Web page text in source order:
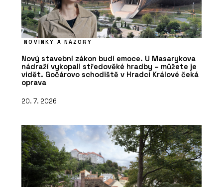
NOVINKY A NÁZORY
Nový stavební zákon budí emoce. U Masarykova
nádraží vykopali středověké hradby – můžete je
vidět. Gočárovo schodiště v Hradci Králové čeká
oprava
20. 7. 2026